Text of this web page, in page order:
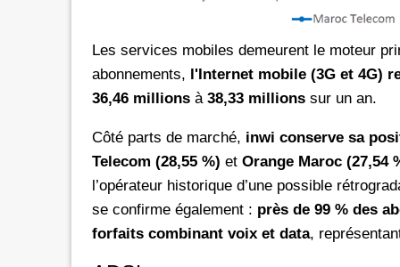
Les services mobiles demeurent le moteur
abonnements, l'Internet mobile (3G et 4G)
36,46 millionsà 38,33 millionssur un an.
Côté parts de marché, inwi conserve sa
Telecom (28,55 %) etOrange Maroc (27,54
l’opérateur historique d’une possible
se confirme également : près de 99 % des
forfaits combinant voix et data,